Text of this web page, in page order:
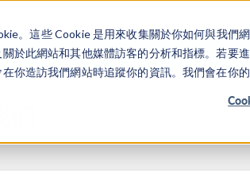
。這些 Cookie 是用來收集關於你如何與我們
於此網站和其他媒體訪客的分析和指標。若要
你造訪我們網站時追蹤你的資訊。我們會在你